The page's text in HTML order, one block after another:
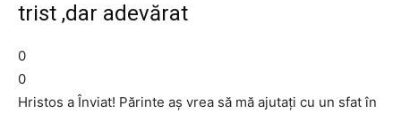
trist ,dar adevărat
0
0
Hristos a Înviat! Părinte aș vrea să mă ajutați cu un sfat în